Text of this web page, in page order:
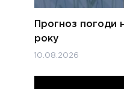
Прогноз погоди
року
10.08.2026